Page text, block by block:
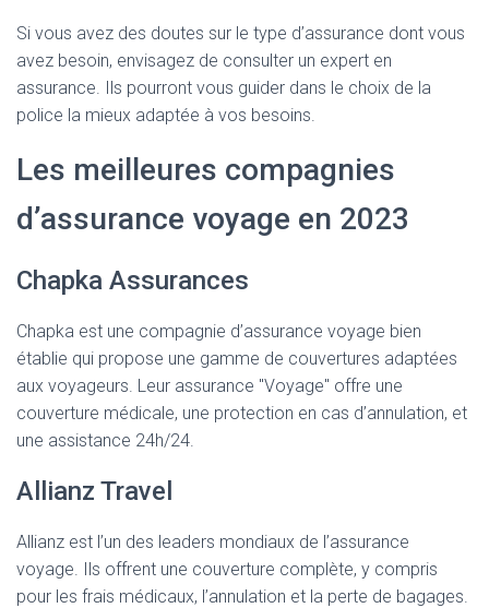
Si vous avez des doutes sur le type d’assurance dont vous
avez besoin, envisagez de consulter un expert en
assurance. Ils pourront vous guider dans le choix de la
police la mieux adaptée à vos besoins.
Les meilleures compagnies
d’assurance voyage en 2023
Chapka Assurances
Chapka est une compagnie d’assurance voyage bien
établie qui propose une gamme de couvertures adaptées
aux voyageurs. Leur assurance "Voyage" offre une
couverture médicale, une protection en cas d’annulation, et
une assistance 24h/24.
Allianz Travel
Allianz est l’un des leaders mondiaux de l’assurance
voyage. Ils offrent une couverture complète, y compris
pour les frais médicaux, l’annulation et la perte de bagages.